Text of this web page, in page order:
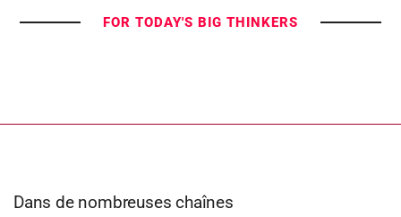
FOR TODAY'S BIG THINKERS
Dans de nombreuses chaînes